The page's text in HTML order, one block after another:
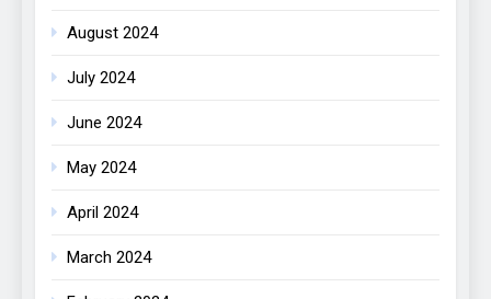
August 2024
July 2024
June 2024
May 2024
April 2024
March 2024